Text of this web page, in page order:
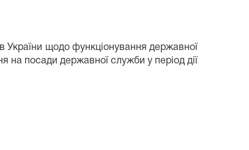
України щодо функціонування державної
на посади державної служби у період дії